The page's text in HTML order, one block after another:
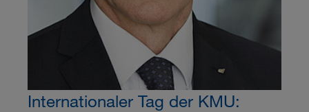
Internationaler Tag der KMU: